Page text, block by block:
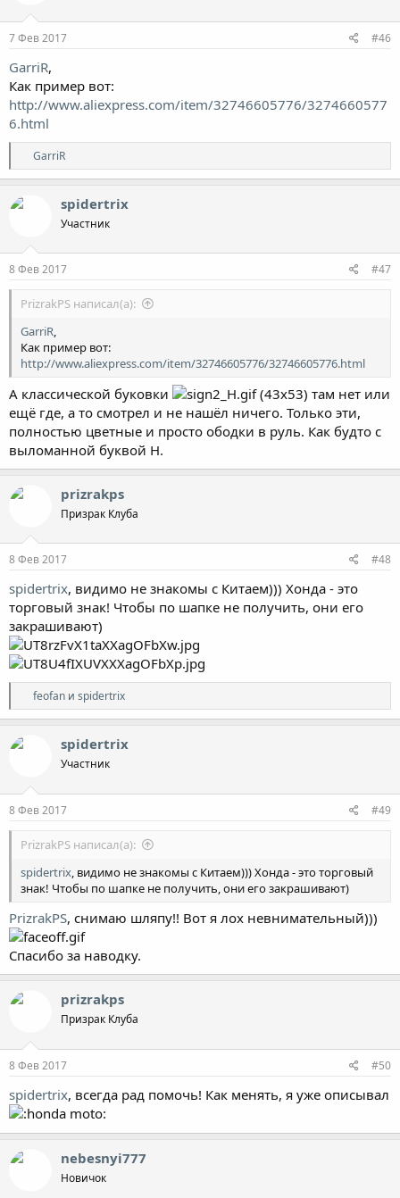
7 Фев 2017 #46
GarriR,
Как пример вот:
http://www.aliexpress.com/item/32746605776/3274660577
6.html
Р
е
а
:
GarriR
spidertrix
Участник
8 Фев 2017 #47
PrizrakPS написал(а):
GarriR,
Как пример вот:
http://www.aliexpress.com/item/32746605776/32746605776.html
А классической буковки
(43х53) там нет или
ещё где, а то смотрел и не нашёл ничего. Только эти,
полностью цветные и просто ободки в руль. Как будто с
выломанной буквой Н.
prizrakps
Призрак Клуба
8 Фев 2017 #48
spidertrix, видимо не знакомы с Китаем))) Хонда - это
торговый знак! Чтобы по шапке не получить, они его
закрашивают)
Р
е
а
:
feofan и spidertrix
spidertrix
Участник
8 Фев 2017 #49
PrizrakPS написал(а):
spidertrix , видимо не знакомы с Китаем))) Хонда - это торговый
знак! Чтобы по шапке не получить, они его закрашивают)
PrizrakPS, снимаю шляпу!! Вот я лох невнимательный)))
Спасибо за наводку.
prizrakps
Призрак Клуба
8 Фев 2017 #50
spidertrix, всегда рад помочь! Как менять, я уже описывал
nebesnyi777
Новичок